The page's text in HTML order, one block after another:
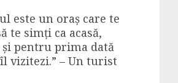
este un oraș care te
te simți ca acasă,
pentru prima dată
vizitezi.” – Un turist